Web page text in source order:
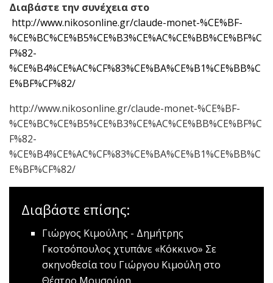
Διαβάστε την συνέχεια στο
http://www.nikosonline.gr/claude-monet-%CE%BF-
%CE%BC%CE%B5%CE%B3%CE%AC%CE%BB%CE%BF%C
F%82-
%CE%B4%CE%AC%CF%83%CE%BA%CE%B1%CE%BB%C
E%BF%CF%82/
http://www.nikosonline.gr/claude-monet-%CE%BF-
%CE%BC%CE%B5%CE%B3%CE%AC%CE%BB%CE%BF%C
F%82-
%CE%B4%CE%AC%CF%83%CE%BA%CE%B1%CE%BB%C
E%BF%CF%82/
Διαβάστε επίσης:
Γιώργος Κιμούλης - Δημήτρης
Γκοτσόπουλος χτυπάνε «Κόκκινο» Σε
σκηνοθεσία του Γιώργου Κιμούλη στο